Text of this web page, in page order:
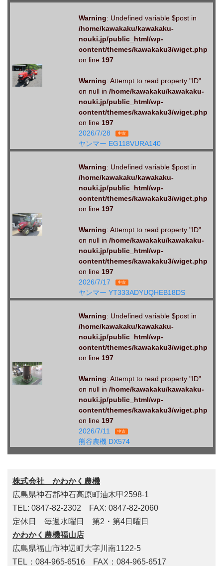
Warning: Undefined variable $post in
/home/kawakaku/kawakaku-
nouki.jp/public_html/wp-
content/themes/kawakaku3/wiget.php
on line 197
Warning: Attempt to read property "ID"
on null in /home/kawakaku/kawakaku-
nouki.jp/public_html/wp-
content/themes/kawakaku3/wiget.php
on line 197
2026/7/28
中古
ヤンマー EG118VURA140
Warning: Undefined variable $post in
/home/kawakaku/kawakaku-
nouki.jp/public_html/wp-
content/themes/kawakaku3/wiget.php
on line 197
Warning: Attempt to read property "ID"
on null in /home/kawakaku/kawakaku-
nouki.jp/public_html/wp-
content/themes/kawakaku3/wiget.php
on line 197
2026/7/17
中古
ヤンマー YT333ADYUQHEB18DS
Warning: Undefined variable $post in
/home/kawakaku/kawakaku-
nouki.jp/public_html/wp-
content/themes/kawakaku3/wiget.php
on line 197
Warning: Attempt to read property "ID"
on null in /home/kawakaku/kawakaku-
nouki.jp/public_html/wp-
content/themes/kawakaku3/wiget.php
on line 197
2026/7/11
中古
熊谷農機 DX574
株式会社 かわかく農機
広島県神石郡神石高原町油木甲2598-1
TEL: 0847-82-2302 FAX: 0847-82-2060
定休日 毎週水曜日 第2・第4日曜日
かわかく農機福山店
広島県福山市神辺町大字川南1122-5
TEL：084-965-6516 FAX：084-965-6517